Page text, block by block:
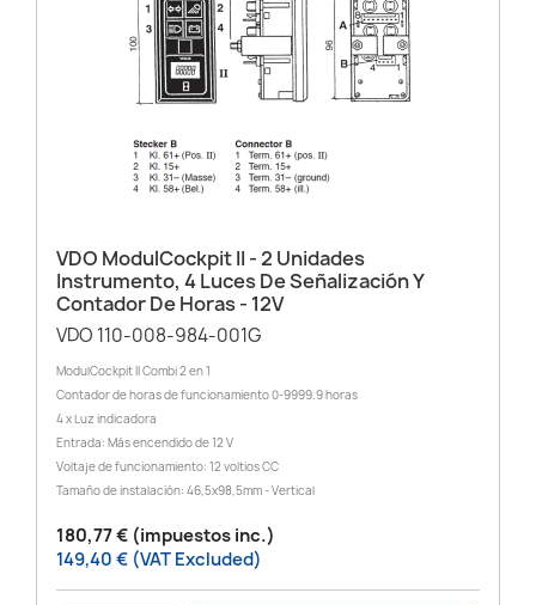
VDO ModulCockpit II - 2 Unidades
Instrumento, 4 Luces De Señalización Y
Contador De Horas - 12V
VDO 110-008-984-001G
ModulCockpit II Combi 2 en 1
Contador de horas de funcionamiento 0-9999.9 horas
4 x Luz indicadora
Entrada: Más encendido de 12 V
Voltaje de funcionamiento: 12 voltios CC
Tamaño de instalación: 46,5x98,5mm - Vertical
180,77 € (impuestos inc.)
149,40 € (VAT Excluded)